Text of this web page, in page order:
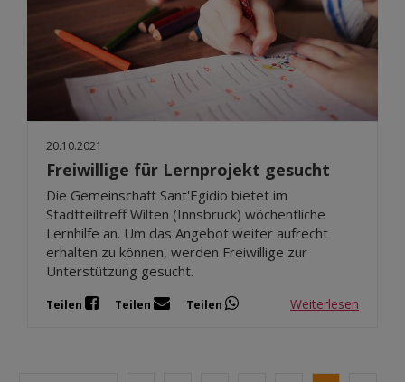
20.10.2021
Freiwillige für Lernprojekt gesucht
Die Gemeinschaft Sant'Egidio bietet im
Stadtteiltreff Wilten (Innsbruck) wöchentliche
Lernhilfe an. Um das Angebot weiter aufrecht
erhalten zu können, werden Freiwillige zur
Unterstützung gesucht.
Teilen Teilen Teilen Weiterlesen